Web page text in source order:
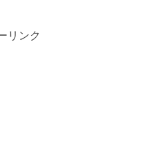
リンク